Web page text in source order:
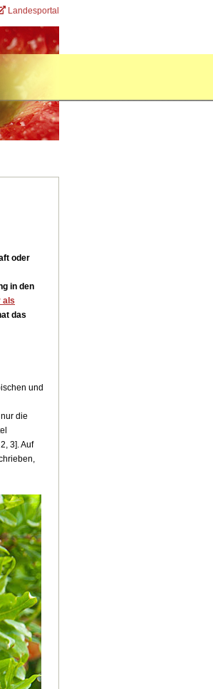
Landesportal
oder
in den
als
das
und
die
3]. Auf